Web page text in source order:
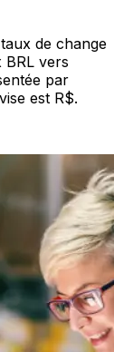
de change
BRL vers
par
est R$.